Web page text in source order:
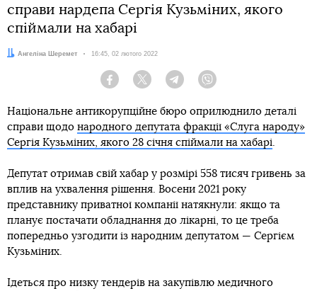
справи нардепа Сергія Кузьміних, якого
спіймали на хабарі
Автор:
Ангеліна Шеремет Дата:
16:45, 02 лютого 2022
Facebook Twitter Telegram
Національне антикорупційне бюро оприлюднило деталі
справи щодо народного депутата фракції «Слуга народу»
Сергія Кузьміних, якого 28 січня спіймали на хабарі.
Депутат отримав свій хабар у розмірі 558 тисяч гривень за
вплив на ухвалення рішення. Восени 2021 року
представнику приватної компанії натякнули: якщо та
планує постачати обладнання до лікарні, то це треба
попередньо узгодити із народним депутатом — Сергієм
Кузьміних.
Ідеться про низку тендерів на закупівлю медичного